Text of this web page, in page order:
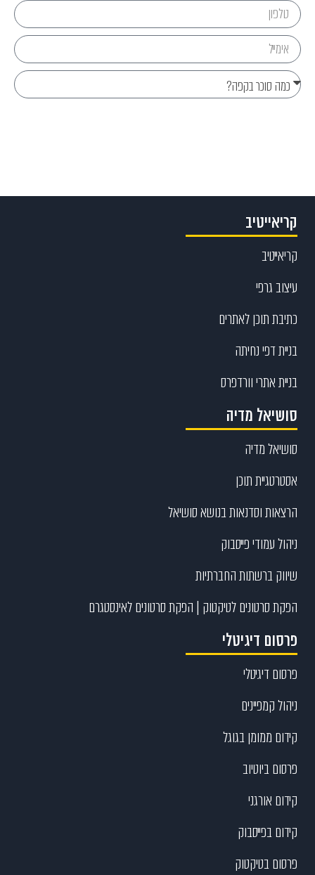
קריאייטיב
קריאייטיב
עיצוב גרפי
כתיבת תוכן לאתרים
בניית דפי נחיתה
בניית אתרי וורדפרס
סושיאל מדיה
סושיאל מדיה
אסטרטגיית תוכן
הרצאות וסדנאות בנושא סושיאל
ניהול עמודי פייסבוק
שיווק ברשתות החברתיות
הפקת סרטונים לטיקטוק | הפקת סרטונים לאינסטגרם
פרסום דיגיטלי
פרסום דיגיטלי
ניהול קמפיינים
קידום ממומן בגוגל
פרסום ביוטיוב
קידום אורגני
קידום בפייסבוק
פרסום בטיקטוק